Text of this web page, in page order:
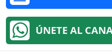
ÚNETE AL